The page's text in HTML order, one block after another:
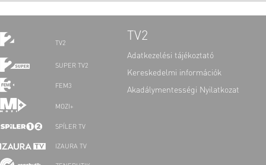
TV2
SUPER TV2
FEM3
MOZI+
SPÍLER TV
IZAURA TV
TV2
Adatkezelési tájékoztató
Kereskedelmi információk
Akadálymentességi Nyilatkozat